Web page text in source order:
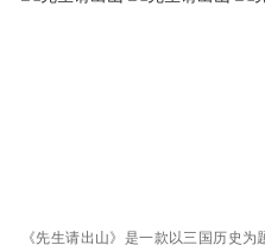
《先生请出山》是一款以三国历史